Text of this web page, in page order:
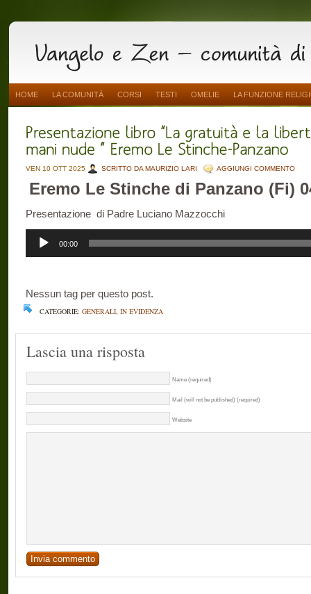
HOME LA COMUNITÀ CORSI TESTI OMELIE LA FUNZIONE
VEN 10 OTT 2025 SCRITTO DA MAURIZIO LARI AGGIUNGI COMMENTO
Eremo Le Stinche di Panzano (Fi)
Presentazione di Padre Luciano Mazzocchi
Audio
Player
00:00
Nessun tag per questo post.
CATEGORIE: GENERALI, IN EVIDENZA
Lascia una risposta
Name (required)
Mail (will not be published) (required)
Website